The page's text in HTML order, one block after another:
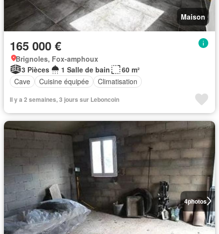
Maison
165 000 €
Brignoles, Fox-amphoux
3 Pièces
1 Salle de bain
60 m²
Cave
Cuisine équipée Climatisation
Il y a 2 semaines, 3 jours sur Leboncoin
4photos